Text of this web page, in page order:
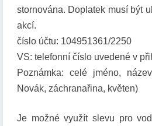
stornována. Doplatek musí být
akcí.
číslo účtu: 104951361/2250
VS: telefonní číslo uvedené v
Poznámka: celé jméno,
Novák, záchranařina, květen)
Je možné využít slevu pro